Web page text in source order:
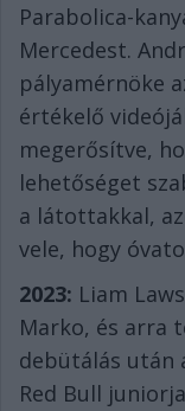
Parabolica-
Mercedest.
pályamérnöke
értékelő
megerősítve,
lehetőséget
a látottakkal,
vele, hogy
2023: Liam
Marko, és arra
debütálás után
Red Bull